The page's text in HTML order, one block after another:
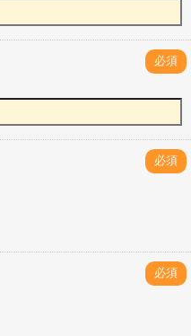
必須
必須
必須